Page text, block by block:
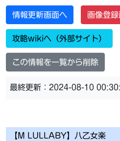
情報更新画面へ 画像登
攻略wikiへ（外部サイト）
この情報を一覧から削除
最終更新：2024-08-10
【M LULLABY】八乙女楽